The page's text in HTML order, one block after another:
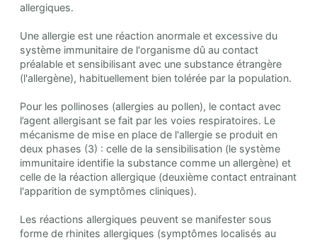
allergiques.
Une allergie est une réaction anormale et excessive du
système immunitaire de l'organisme dû au contact
préalable et sensibilisant avec une substance étrangère
(l'allergène), habituellement bien tolérée par la population.
Pour les pollinoses (allergies au pollen), le contact avec
l’agent allergisant se fait par les voies respiratoires. Le
mécanisme de mise en place de l'allergie se produit en
deux phases (3) : celle de la sensibilisation (le système
immunitaire identifie la substance comme un allergène) et
celle de la réaction allergique (deuxième contact entrainant
l'apparition de symptômes cliniques).
Les réactions allergiques peuvent se manifester sous
forme de rhinites allergiques (symptômes localisés au